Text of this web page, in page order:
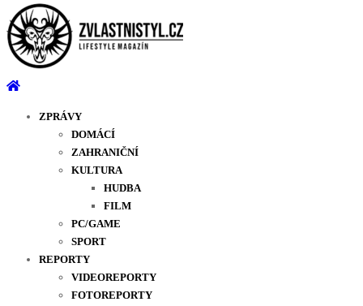
ZPRÁVY
DOMÁCÍ
ZAHRANIČNÍ
KULTURA
HUDBA
FILM
PC/GAME
SPORT
REPORTY
VIDEOREPORTY
FOTOREPORTY